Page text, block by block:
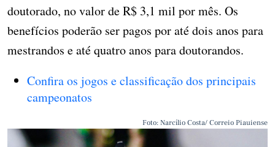
doutorado, no valor de R$ 3,1 mil por mês. Os
benefícios poderão ser pagos por até dois anos para
mestrandos e até quatro anos para doutorandos.
Confira os jogos e classificação dos principais
campeonatos
Foto: Narcílio Costa/ Correio Piauiense